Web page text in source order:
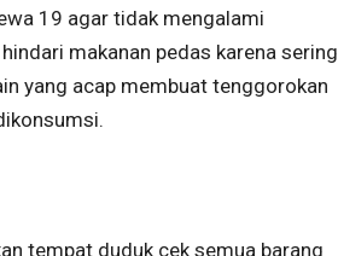
19 agar tidak mengalami
makanan pedas karena sering
yang acap membuat tenggorokan
tempat duduk cek semua barang